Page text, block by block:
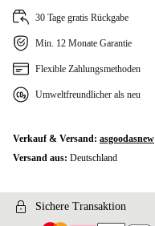
30 Tage gratis Rückgabe
Min. 12 Monate Garantie
Flexible Zahlungsmethoden
Umweltfreundlicher als neu
Verkauf & Versand: asgoodasnew
Versand aus: Deutschland
Sichere Transaktion